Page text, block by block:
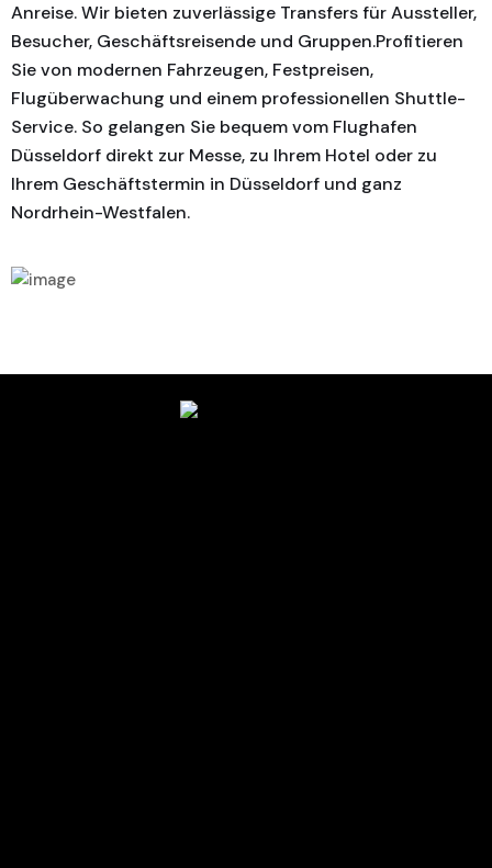
Anreise. Wir bieten zuverlässige Transfers für Aussteller,
Besucher, Geschäftsreisende und Gruppen.Profitieren
Sie von modernen Fahrzeugen, Festpreisen,
Flugüberwachung und einem professionellen Shuttle-
Service. So gelangen Sie bequem vom Flughafen
Düsseldorf direkt zur Messe, zu Ihrem Hotel oder zu
Ihrem Geschäftstermin in Düsseldorf und ganz
Nordrhein-Westfalen.